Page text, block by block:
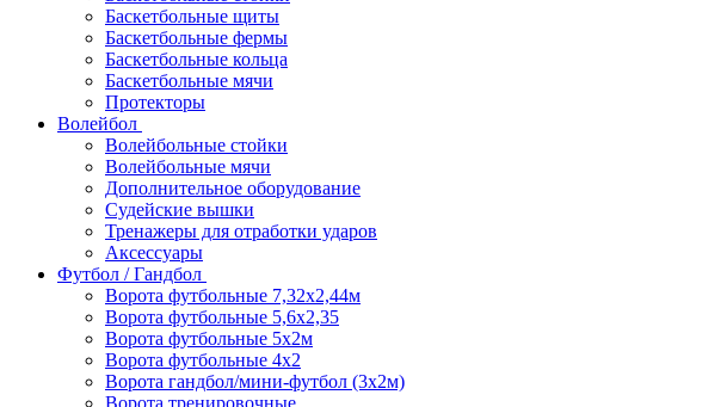
Баскетбольные щиты
Баскетбольные фермы
Баскетбольные кольца
Баскетбольные мячи
Протекторы
Волейбол
Волейбольные стойки
Волейбольные мячи
Дополнительное оборудование
Судейские вышки
Тренажеры для отработки ударов
Аксессуары
Футбол / Гандбол
Ворота футбольные 7,32х2,44м
Ворота футбольные 5,6х2,35
Ворота футбольные 5х2м
Ворота футбольные 4х2
Ворота гандбол/мини-футбол (3х2м)
Ворота тренировочные